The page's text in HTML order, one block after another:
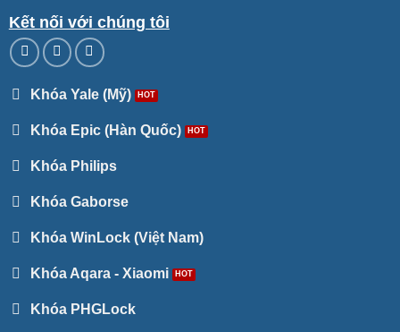
Kết nối với chúng tôi
Khóa Yale (Mỹ)
Khóa Epic (Hàn Quốc)
Khóa Philips
Khóa Gaborse
Khóa WinLock (Việt Nam)
Khóa Aqara - Xiaomi
Khóa PHGLock